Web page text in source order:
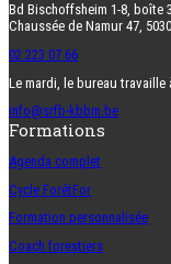
Bd Bischoffsheim 1-8, boîte
Chaussée de Namur 47,
02 223 07 66
Le mardi, le bureau travaille
info@srfb-kbbm.be
Formations
Agenda complet
Cycle ForêtFor
Formation personnalisée
Coach forestiers